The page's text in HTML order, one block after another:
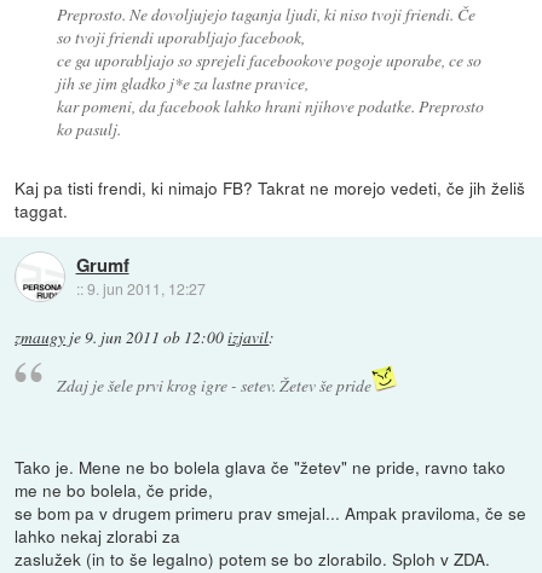
Preprosto. Ne dovoljujejo taganja ljudi, ki niso tvoji friendi. Če
so tvoji friendi uporabljajo facebook,
ce ga uporabljajo so sprejeli facebookove pogoje uporabe, ce so
jih se jim gladko j*e za lastne pravice,
kar pomeni, da facebook lahko hrani njihove podatke. Preprosto
ko pasulj.
Kaj pa tisti frendi, ki nimajo FB? Takrat ne morejo vedeti, če jih želiš
taggat.
Grumf
::9. jun 2011, 12:27
zmaugy je9. jun 2011 ob 12:00izjavil:
Zdaj je šele prvi krog igre - setev. Žetev še pride
Tako je. Mene ne bo bolela glava če "žetev" ne pride, ravno tako
me ne bo bolela, če pride,
se bom pa v drugem primeru prav smejal... Ampak praviloma, če se
lahko nekaj zlorabi za
zaslužek (in to še legalno) potem se bo zlorabilo. Sploh v ZDA.